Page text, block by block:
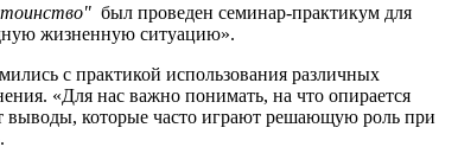
был проведен семинар-практикум для
жизненную ситуацию».
с практикой использования различных
«Для нас важно понимать, на что опирается
выводы, которые часто играют решающую роль при